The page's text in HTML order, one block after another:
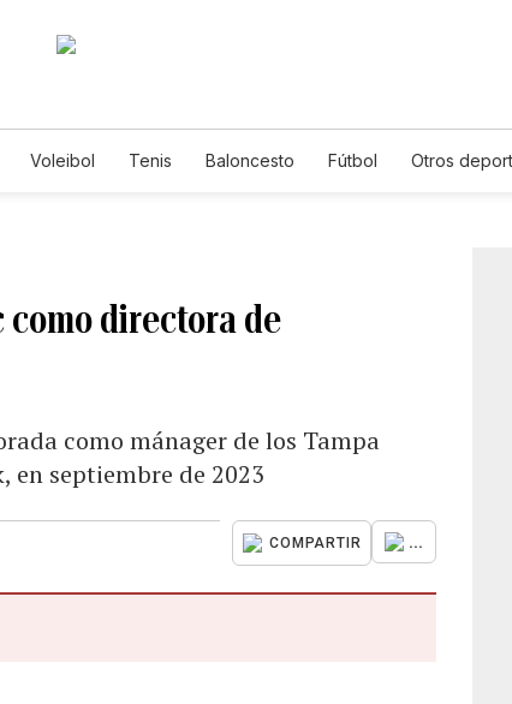
Voleibol Tenis Baloncesto Fútbol Otros
como directora de
como mánager de los Tampa
en septiembre de 2023
COMPARTIR ...